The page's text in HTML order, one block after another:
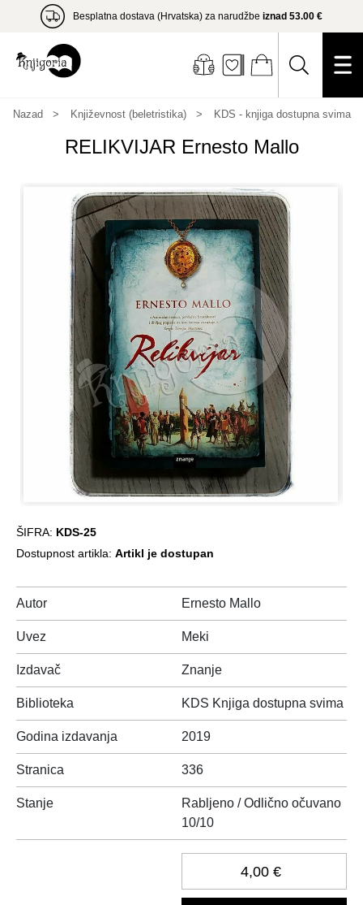
Besplatna dostava (Hrvatska) za narudžbe iznad 53.00 €
Nazad Književnost (beletristika) KDS - knjiga dostupna svima
RELIKVIJAR Ernesto Mallo
ŠIFRA: KDS-25
Dostupnost artikla: Artikl je dostupan
Autor Ernesto Mallo
Uvez Meki
Izdavač Znanje
Biblioteka KDS Knjiga dostupna svima
Godina izdavanja 2019
Stranica 336
Stanje
Rabljeno / Odlično očuvano
10/10
4,00 €